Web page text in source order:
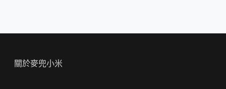
關於麥兜小米